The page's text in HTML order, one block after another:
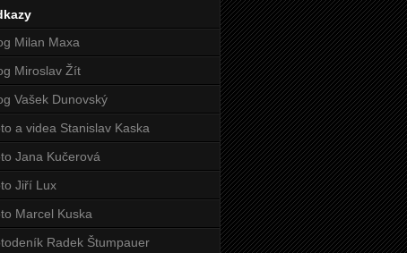
Milan Maxa
Miroslav Žít
Vašek Dunovský
a videa Stanislav Kaska
Jana Kučerová
Jiří Lux
Marcel Kuska
Radek Štumpauer